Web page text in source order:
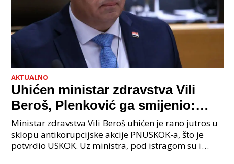
AKTUALNO
Uhićen ministar zdravstva Vili
Beroš, Plenković ga smijenio:
Istraga USKOK-a zbog korupcije
Ministar zdravstva Vili Beroš uhićen je rano jutros u
sklopu antikorupcijske akcije PNUSKOK-a, što je
potvrdio USKOK. Uz ministra, pod istragom su i